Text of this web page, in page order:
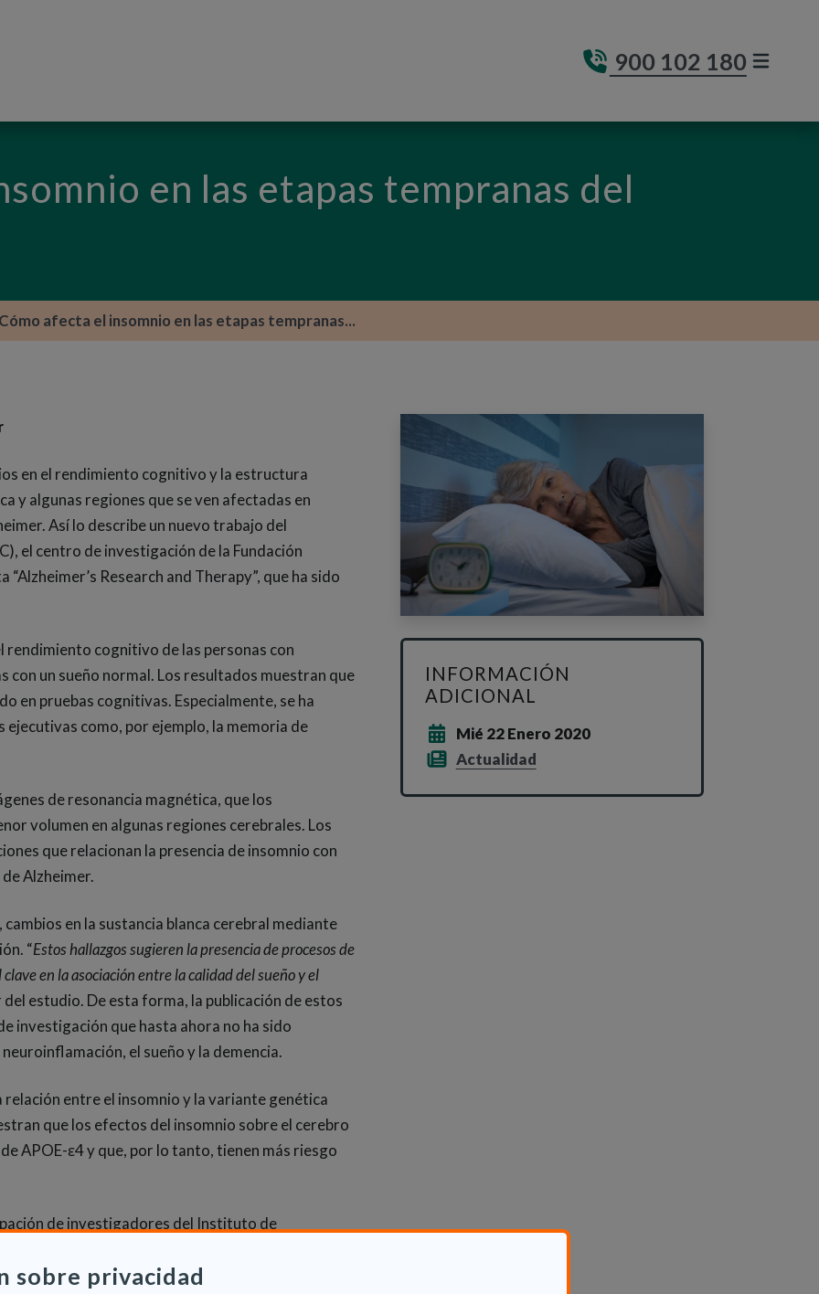
sobre privacidad
900 102 180
en las etapas tempranas del
Cómo afecta el insomnio en las etapas tempranas...
en el rendimiento cognitivo y la estructura
y algunas regiones que se ven afectadas en
Así lo describe un nuevo trabajo del
el centro de investigación de la Fundación
Research and Therapy”, que ha sido
cognitivo de las personas con
con un sueño normal. Los resultados muestran que
en pruebas cognitivas. Especialmente, se ha
como, por ejemplo, la memoria de
de resonancia magnética, que los
volumen en algunas regiones cerebrales. Los
que relacionan la presencia de insomnio con
Alzheimer.
en la sustancia blanca cerebral mediante
“Estos hallazgos sugieren la presencia de procesos de
en la asociación entre la calidad del sueño y el
estudio. De esta forma, la publicación de estos
investigación que hasta ahora no ha sido
el sueño y la demencia.
entre el insomnio y la variante genética
que los efectos del insomnio sobre el cerebro
APOE-ε4 y que, por lo tanto, tienen más riesgo
de investigadores del Instituto de
(IDIBAPS), y con la colaboración del CIBER de
BBN), y el CIBER de Fragilidad y
INFORMACIÓN
ADICIONAL
Mié 22 Enero 2020
Actualidad